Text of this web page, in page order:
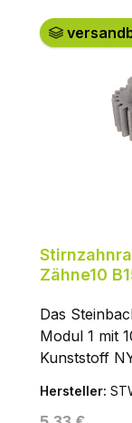
Zähne10
Das
Modul 1 mit
Kunststoff
ist ein
Hersteller: